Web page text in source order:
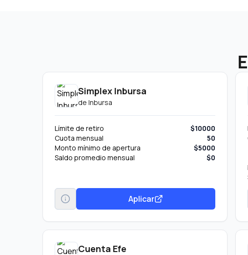
Simplex Inbursa
de Inbursa
Límite de retiro
$10000
Cuota mensual
50
Monto mínimo de apertura
$5000
Saldo promedio mensual
$0
Aplicar
Cuenta Efe